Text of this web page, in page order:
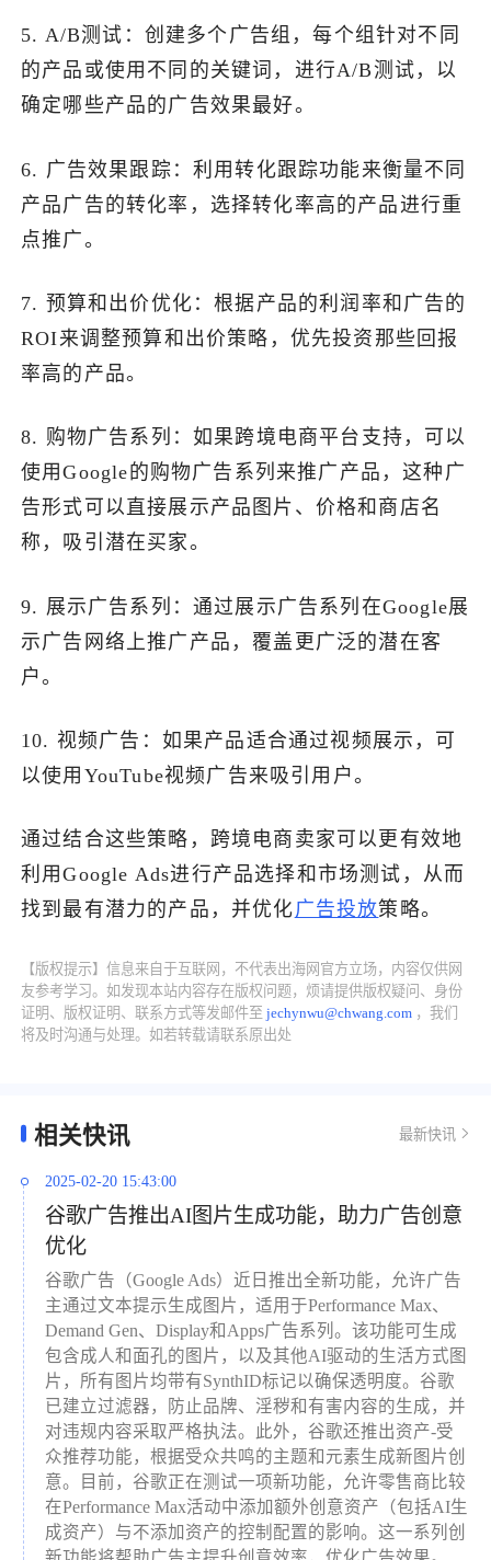
5. A/B测试：创建多个广告组，每个组针对不同
的产品或使用不同的关键词，进行A/B测试，以
确定哪些产品的广告效果最好。
6. 广告效果跟踪：利用转化跟踪功能来衡量不同
产品广告的转化率，选择转化率高的产品进行重
点推广。
7. 预算和出价优化：根据产品的利润率和广告的
ROI来调整预算和出价策略，优先投资那些回报
率高的产品。
8. 购物广告系列：如果跨境电商平台支持，可以
使用Google的购物广告系列来推广产品，这种广
告形式可以直接展示产品图片、价格和商店名
称，吸引潜在买家。
9. 展示广告系列：通过展示广告系列在Google展
示广告网络上推广产品，覆盖更广泛的潜在客
户。
10. 视频广告：如果产品适合通过视频展示，可
以使用YouTube视频广告来吸引用户。
通过结合这些策略，跨境电商卖家可以更有效地
利用Google Ads进行产品选择和市场测试，从而
找到最有潜力的产品，并优化广告投放策略。
【版权提示】信息来自于互联网，不代表出海网官方立场，内容仅供网
友参考学习。如发现本站内容存在版权问题，烦请提供版权疑问、身份
证明、版权证明、联系方式等发邮件至jechynwu@chwang.com ，我们
将及时沟通与处理。如若转载请联系原出处
相关快讯 最新快讯
2025-02-20 15:43:00
谷歌广告推出AI图片生成功能，助力广告创意
优化
谷歌广告（Google Ads）近日推出全新功能，允许广告
主通过文本提示生成图片，适用于Performance Max、
Demand Gen、Display和Apps广告系列。该功能可生成
包含成人和面孔的图片，以及其他AI驱动的生活方式图
片，所有图片均带有SynthID标记以确保透明度。谷歌
已建立过滤器，防止品牌、淫秽和有害内容的生成，并
对违规内容采取严格执法。此外，谷歌还推出资产-受
众推荐功能，根据受众共鸣的主题和元素生成新图片创
意。目前，谷歌正在测试一项新功能，允许零售商比较
在Performance Max活动中添加额外创意资产（包括AI生
成资产）与不添加资产的控制配置的影响。这一系列创